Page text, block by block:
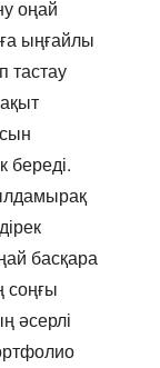
оңай
ыңғайлы
тастау
береді.
басқара
соңғы
әсерлі